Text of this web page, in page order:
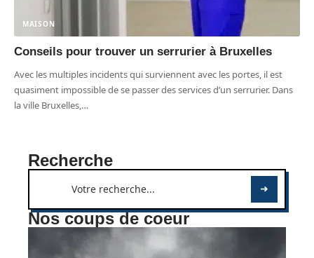
MAISON
Conseils pour trouver un serrurier à Bruxelles
Avec les multiples incidents qui surviennent avec les portes, il est
quasiment impossible de se passer des services d’un serrurier. Dans
la ville Bruxelles,…
Recherche
Nos coups de coeur